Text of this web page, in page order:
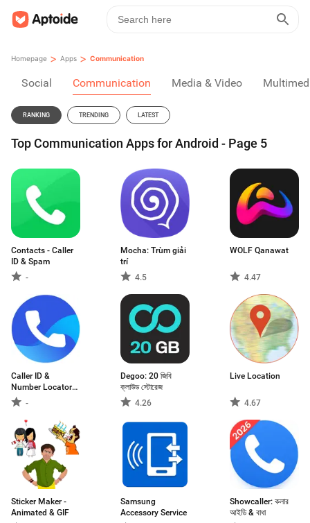
Homepage > Apps > Communication
Social Communication Media & Video
RANKING TRENDING LATEST
Top Communication Apps for Android - Page 5
Contacts - Caller
ID & Spam
-
Mocha: Trùm giải
trí
4.5
WOLF Qanawat
4.47
Caller ID &
Number Locator
App -
Degoo: 20 জিবি
ক্লাউড স্টোরেজ
4.26
Live Location
4.67
Sticker Maker -
Animated & GIF
Samsung
Accessory Service
Showcaller: কলার
আইডি & বাধা